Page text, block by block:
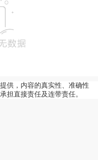
供，内容的真实性、准确性
担直接责任及连带责任。